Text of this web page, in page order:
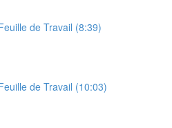
de Travail (8:39)
de Travail (10:03)